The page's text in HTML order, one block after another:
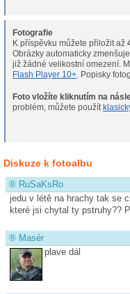
Fotografie
K příspěvku můžete přiložit až
Obrázky automaticky
Flash Player 10+ . Popisky
Foto vložíte kliknutím na
problém, můžete použít
Diskuze k fotoalbu
® RuSaKsRo
jedu v létě na hrachy tak se
které jsi chytal ty pstruhy??
® Masér
plave dál